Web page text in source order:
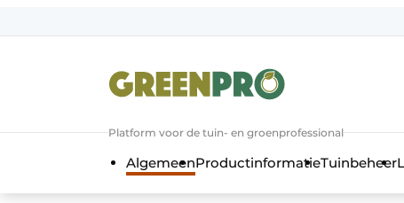
Algemene voorwaarden
Contact
Platform voor de tuin- en groenprofessional
AlgemeenProductinformatieTuinbeheer